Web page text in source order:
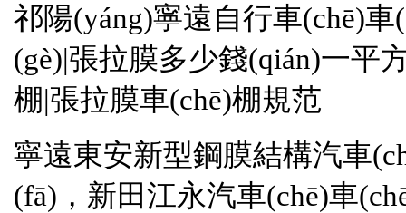
祁陽(yáng)寧遠自行車(chē)
(gè)|張拉膜多少錢(qián)一平方
棚|張拉膜車(chē)棚規范
寧遠東安新型鋼膜結構汽車
(fā)，新田江永汽車(chē)車